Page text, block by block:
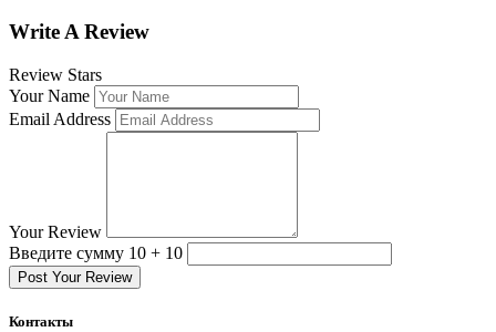
Write A Review
Review Stars
Your Name
Email Address
Your Review
Введите сумму 10 + 10
Post Your Review
Контакты